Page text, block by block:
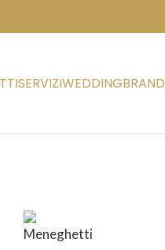
SERVIZIWEDDINGBRAND